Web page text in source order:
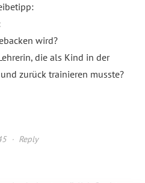
wird?
die als Kind in der
zurück trainieren musste?
· Reply